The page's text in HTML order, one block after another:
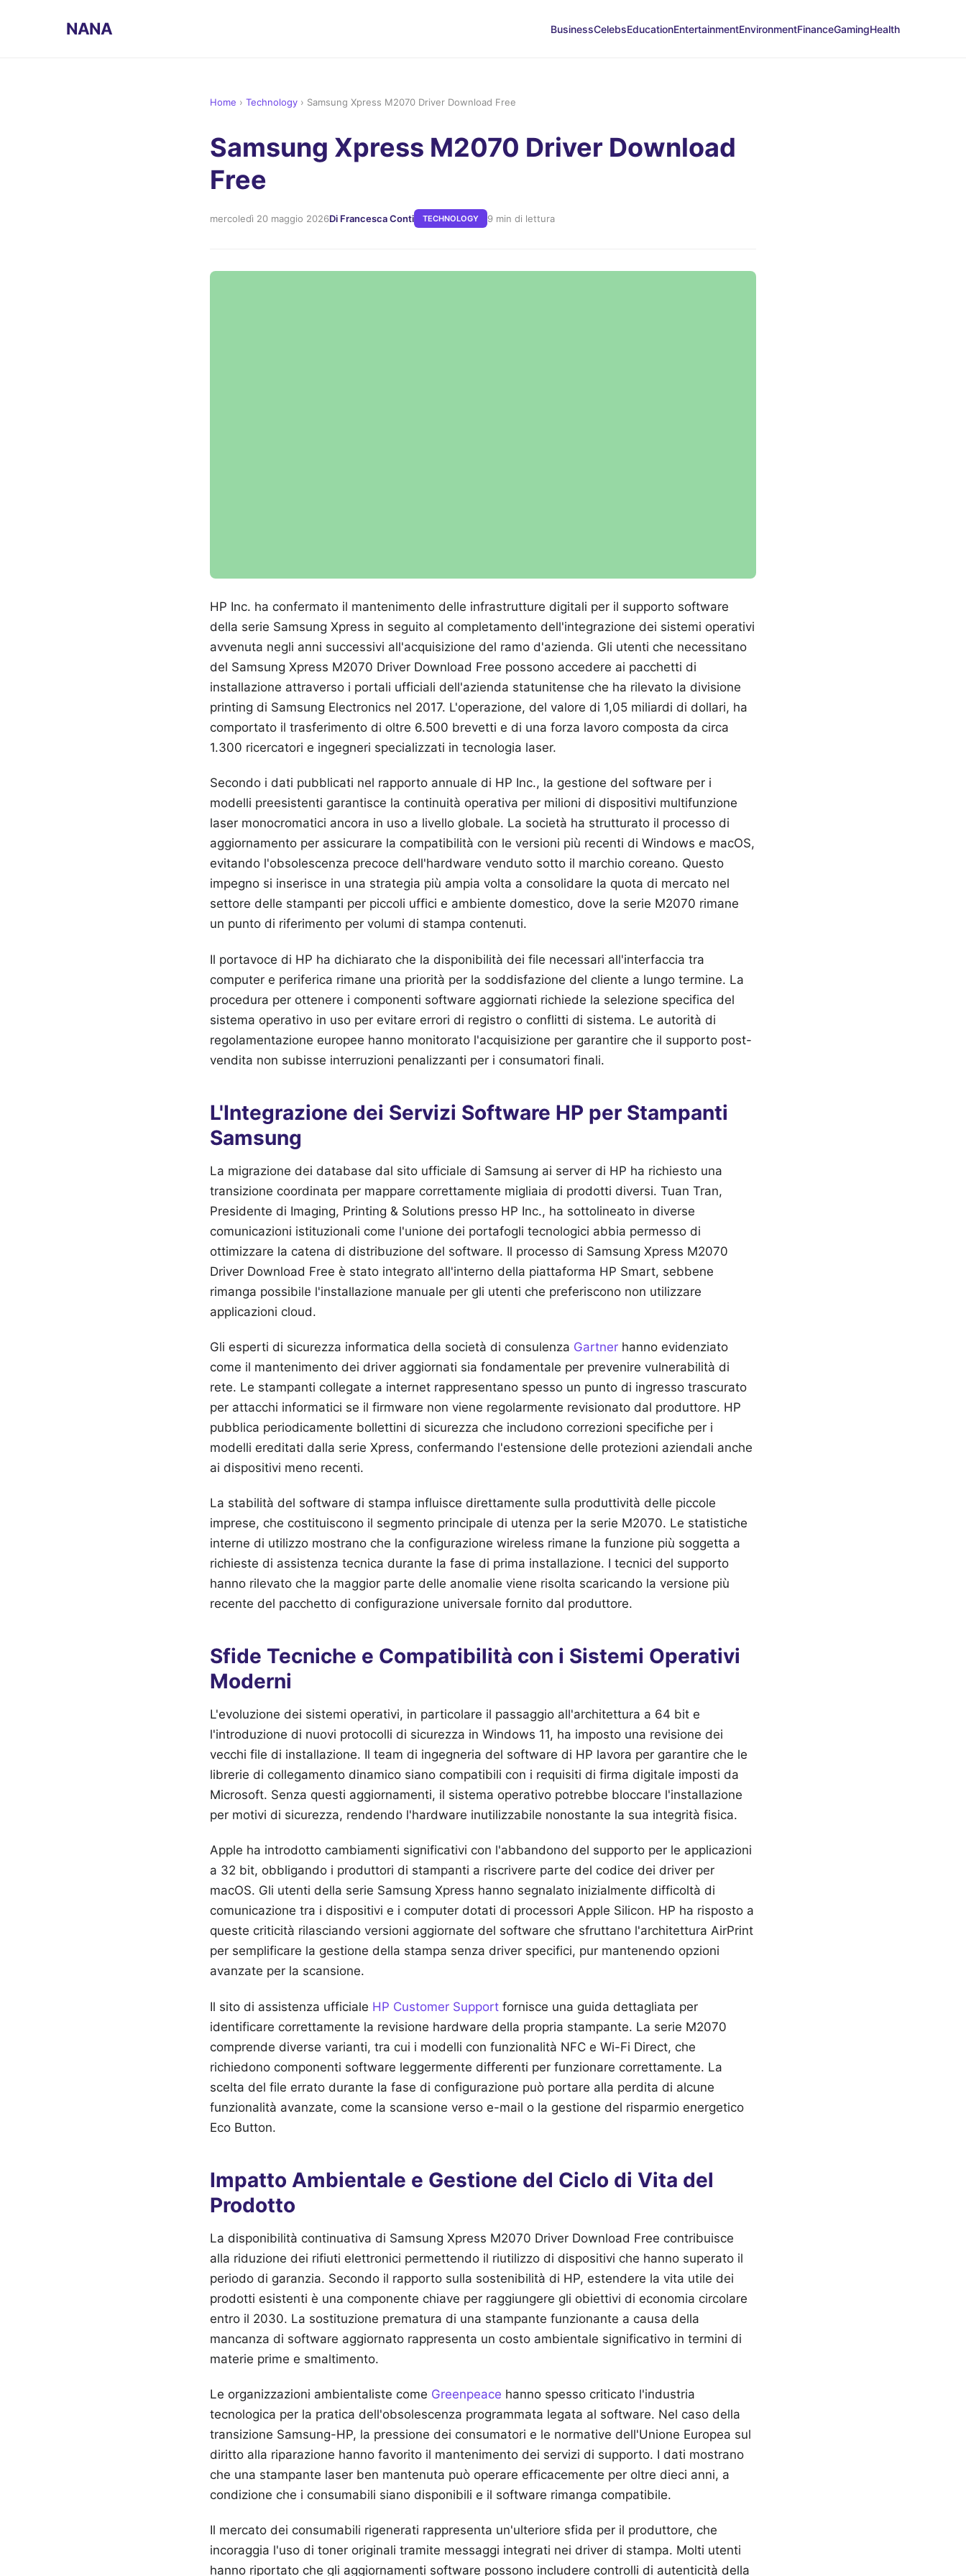
NANA BusinessCelebsEducationEntertainmentEnvironmentFinanceGamingHealth
Home › Technology › Samsung Xpress M2070 Driver Download Free
Samsung Xpress M2070 Driver Download
Free
mercoledì 20 maggio 2026Di Francesca Conti TECHNOLOGY 9 min di lettura
HP Inc. ha confermato il mantenimento delle infrastrutture digitali per il supporto software
della serie Samsung Xpress in seguito al completamento dell'integrazione dei sistemi operativi
avvenuta negli anni successivi all'acquisizione del ramo d'azienda. Gli utenti che necessitano
del Samsung Xpress M2070 Driver Download Free possono accedere ai pacchetti di
installazione attraverso i portali ufficiali dell'azienda statunitense che ha rilevato la divisione
printing di Samsung Electronics nel 2017. L'operazione, del valore di 1,05 miliardi di dollari, ha
comportato il trasferimento di oltre 6.500 brevetti e di una forza lavoro composta da circa
1.300 ricercatori e ingegneri specializzati in tecnologia laser.
Secondo i dati pubblicati nel rapporto annuale di HP Inc., la gestione del software per i
modelli preesistenti garantisce la continuità operativa per milioni di dispositivi multifunzione
laser monocromatici ancora in uso a livello globale. La società ha strutturato il processo di
aggiornamento per assicurare la compatibilità con le versioni più recenti di Windows e macOS,
evitando l'obsolescenza precoce dell'hardware venduto sotto il marchio coreano. Questo
impegno si inserisce in una strategia più ampia volta a consolidare la quota di mercato nel
settore delle stampanti per piccoli uffici e ambiente domestico, dove la serie M2070 rimane
un punto di riferimento per volumi di stampa contenuti.
Il portavoce di HP ha dichiarato che la disponibilità dei file necessari all'interfaccia tra
computer e periferica rimane una priorità per la soddisfazione del cliente a lungo termine. La
procedura per ottenere i componenti software aggiornati richiede la selezione specifica del
sistema operativo in uso per evitare errori di registro o conflitti di sistema. Le autorità di
regolamentazione europee hanno monitorato l'acquisizione per garantire che il supporto post-
vendita non subisse interruzioni penalizzanti per i consumatori finali.
L'Integrazione dei Servizi Software HP per Stampanti
Samsung
La migrazione dei database dal sito ufficiale di Samsung ai server di HP ha richiesto una
transizione coordinata per mappare correttamente migliaia di prodotti diversi. Tuan Tran,
Presidente di Imaging, Printing & Solutions presso HP Inc., ha sottolineato in diverse
comunicazioni istituzionali come l'unione dei portafogli tecnologici abbia permesso di
ottimizzare la catena di distribuzione del software. Il processo di Samsung Xpress M2070
Driver Download Free è stato integrato all'interno della piattaforma HP Smart, sebbene
rimanga possibile l'installazione manuale per gli utenti che preferiscono non utilizzare
applicazioni cloud.
Gli esperti di sicurezza informatica della società di consulenza Gartner hanno evidenziato
come il mantenimento dei driver aggiornati sia fondamentale per prevenire vulnerabilità di
rete. Le stampanti collegate a internet rappresentano spesso un punto di ingresso trascurato
per attacchi informatici se il firmware non viene regolarmente revisionato dal produttore. HP
pubblica periodicamente bollettini di sicurezza che includono correzioni specifiche per i
modelli ereditati dalla serie Xpress, confermando l'estensione delle protezioni aziendali anche
ai dispositivi meno recenti.
La stabilità del software di stampa influisce direttamente sulla produttività delle piccole
imprese, che costituiscono il segmento principale di utenza per la serie M2070. Le statistiche
interne di utilizzo mostrano che la configurazione wireless rimane la funzione più soggetta a
richieste di assistenza tecnica durante la fase di prima installazione. I tecnici del supporto
hanno rilevato che la maggior parte delle anomalie viene risolta scaricando la versione più
recente del pacchetto di configurazione universale fornito dal produttore.
Sfide Tecniche e Compatibilità con i Sistemi Operativi
Moderni
L'evoluzione dei sistemi operativi, in particolare il passaggio all'architettura a 64 bit e
l'introduzione di nuovi protocolli di sicurezza in Windows 11, ha imposto una revisione dei
vecchi file di installazione. Il team di ingegneria del software di HP lavora per garantire che le
librerie di collegamento dinamico siano compatibili con i requisiti di firma digitale imposti da
Microsoft. Senza questi aggiornamenti, il sistema operativo potrebbe bloccare l'installazione
per motivi di sicurezza, rendendo l'hardware inutilizzabile nonostante la sua integrità fisica.
Apple ha introdotto cambiamenti significativi con l'abbandono del supporto per le applicazioni
a 32 bit, obbligando i produttori di stampanti a riscrivere parte del codice dei driver per
macOS. Gli utenti della serie Samsung Xpress hanno segnalato inizialmente difficoltà di
comunicazione tra i dispositivi e i computer dotati di processori Apple Silicon. HP ha risposto a
queste criticità rilasciando versioni aggiornate del software che sfruttano l'architettura AirPrint
per semplificare la gestione della stampa senza driver specifici, pur mantenendo opzioni
avanzate per la scansione.
Il sito di assistenza ufficiale HP Customer Support fornisce una guida dettagliata per
identificare correttamente la revisione hardware della propria stampante. La serie M2070
comprende diverse varianti, tra cui i modelli con funzionalità NFC e Wi-Fi Direct, che
richiedono componenti software leggermente differenti per funzionare correttamente. La
scelta del file errato durante la fase di configurazione può portare alla perdita di alcune
funzionalità avanzate, come la scansione verso e-mail o la gestione del risparmio energetico
Eco Button.
Impatto Ambientale e Gestione del Ciclo di Vita del
Prodotto
La disponibilità continuativa di Samsung Xpress M2070 Driver Download Free contribuisce
alla riduzione dei rifiuti elettronici permettendo il riutilizzo di dispositivi che hanno superato il
periodo di garanzia. Secondo il rapporto sulla sostenibilità di HP, estendere la vita utile dei
prodotti esistenti è una componente chiave per raggiungere gli obiettivi di economia circolare
entro il 2030. La sostituzione prematura di una stampante funzionante a causa della
mancanza di software aggiornato rappresenta un costo ambientale significativo in termini di
materie prime e smaltimento.
Le organizzazioni ambientaliste come Greenpeace hanno spesso criticato l'industria
tecnologica per la pratica dell'obsolescenza programmata legata al software. Nel caso della
transizione Samsung-HP, la pressione dei consumatori e le normative dell'Unione Europea sul
diritto alla riparazione hanno favorito il mantenimento dei servizi di supporto. I dati mostrano
che una stampante laser ben mantenuta può operare efficacemente per oltre dieci anni, a
condizione che i consumabili siano disponibili e il software rimanga compatibile.
Il mercato dei consumabili rigenerati rappresenta un'ulteriore sfida per il produttore, che
incoraggia l'uso di toner originali tramite messaggi integrati nei driver di stampa. Molti utenti
hanno riportato che gli aggiornamenti software possono includere controlli di autenticità della